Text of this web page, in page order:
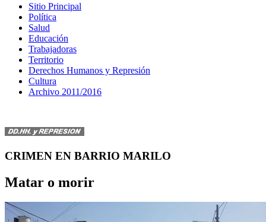
Sitio Principal
Política
Salud
Educación
Trabajadoras
Territorio
Derechos Humanos y Represión
Cultura
Archivo 2011/2016
CRIMEN EN BARRIO MARILO
Matar o morir